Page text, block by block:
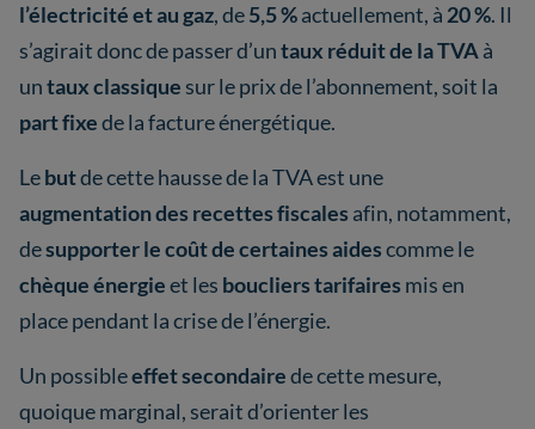
l’électricitéet au gaz, de5,5 %actuellement, à 20 %. Il
s’agirait donc de passer d’untaux réduit de la TVA à
untaux classique sur le prix de l’abonnement, soit la
part fixede la facture énergétique.
Lebutde cette hausse de la TVA est une
augmentation des recettes fiscales afin, notamment,
desupporter le coût de certaines aidescomme le
chèque énergieet les boucliers tarifaires mis en
place pendant la crise de l’énergie.
Un possibleeffet secondairede cette mesure,
quoique marginal, serait d’orienter les